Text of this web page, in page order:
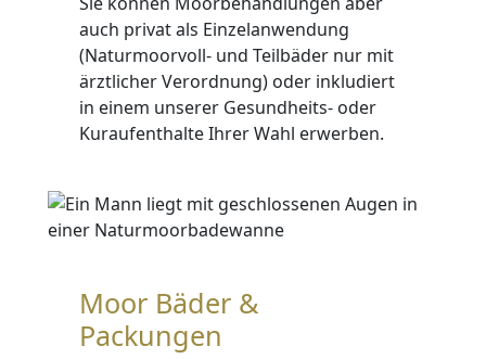
auch privat als Einzelanwendung
(Naturmoorvoll- und Teilbäder nur mit
ärztlicher Verordnung) oder inkludiert
in einem unserer Gesundheits- oder
Kuraufenthalte Ihrer Wahl erwerben.
Moor Bäder &
Packungen